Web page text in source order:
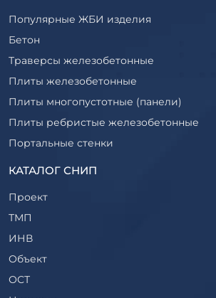
Популярные ЖБИ изделия
Бетон
Траверсы железобетонные
Плиты железобетонные
Плиты многопустотные (панели)
Плиты ребристые железобетонные
Портальные стенки
Прогоны железобетонные
Ригели железобетонные
Сваи железобетонные
Стеновые блоки
Стойки железобетонные
Столбы железобетонные
КАТАЛОГ СНИП
Проект
ТМП
ИНВ
Объект
ОСТ